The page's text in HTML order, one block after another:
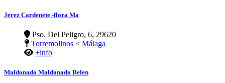
Jerez Cardenete -flora Ma
Pso. Del Peligro, 6, 29620
Torremolinos < Málaga
+info
Maldonado Maldonado Belen